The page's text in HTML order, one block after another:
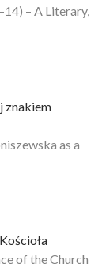
– A Literary,
znakiem
as a
of the Church